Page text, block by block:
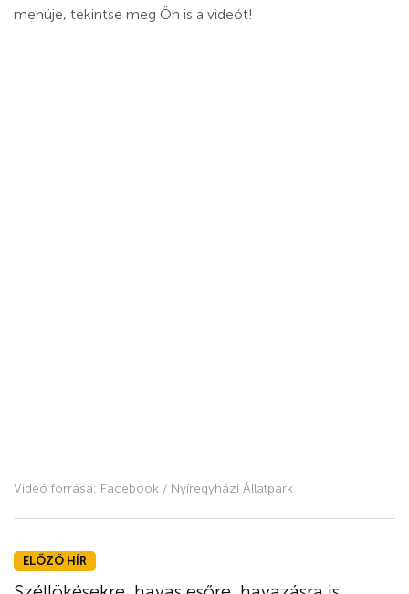
menüje, tekintse meg Ön is a videót!
Videó forrása: Facebook / Nyíregyházi Állatpark
ELŐZŐ HÍR